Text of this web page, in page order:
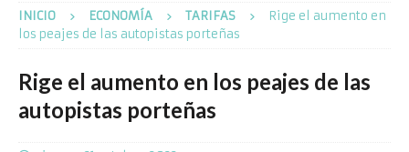
INICIO ECONOMÍA TARIFAS
Rige el aumento en
los peajes de las autopistas porteñas
Rige el aumento en los peajes de las
autopistas porteñas